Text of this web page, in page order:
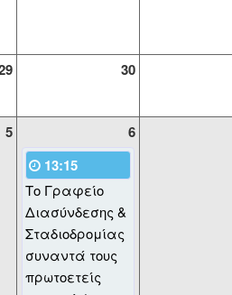
30
5 6
13:15
Το Γραφείο
Διασύνδεσης &
Σταδιοδρομίας
συναντά τους
πρωτοετείς